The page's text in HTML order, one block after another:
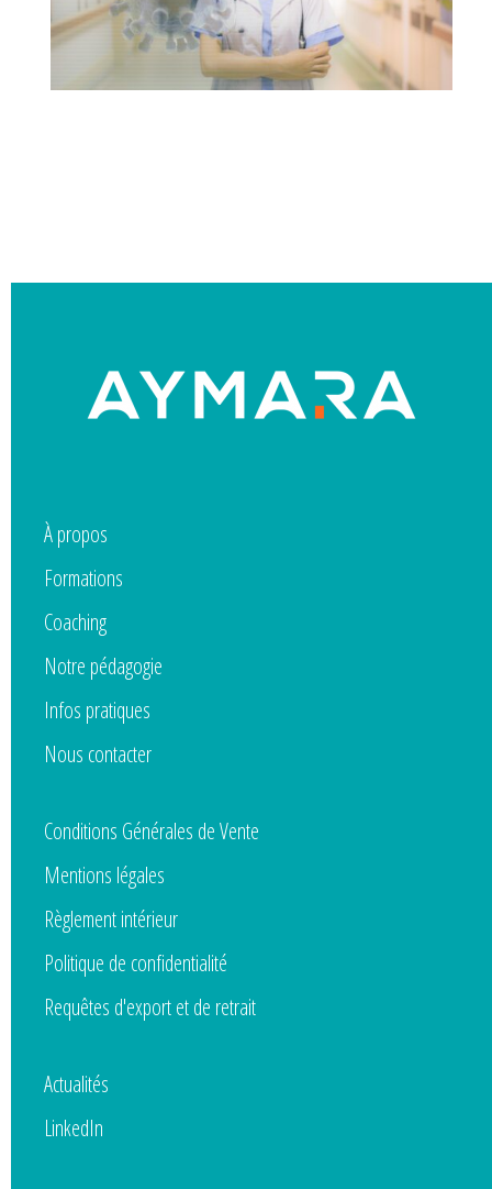
À propos
Formations
Coaching
Notre pédagogie
Infos pratiques
Nous contacter
Conditions Générales de Vente
Mentions légales
Règlement intérieur
Politique de confidentialité
Requêtes d'export et de retrait
Actualités
LinkedIn